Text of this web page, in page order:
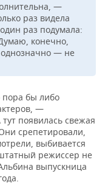
—
раз видела
раз подумала:
конечно,
однозначно — не
бы либо
—
появилась свежая
срепетировали,
выбивается
режиссер не
выпускница